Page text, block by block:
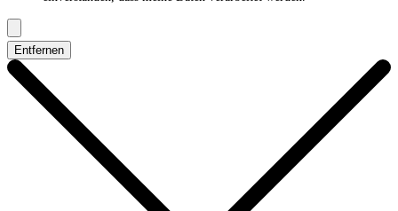
Entfernen